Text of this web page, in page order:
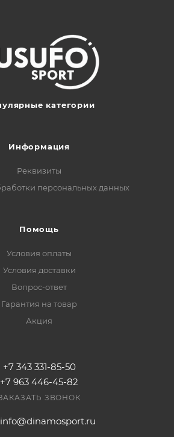
категории
Информация
Реквизиты
персональных данных
Помощь
Условия оплаты
Условия доставки
Вопрос-ответ
Гарантия на товар
Акция
+7 343 331-85-50
+7 963 446-45-82
ЗВОНОК
info@dinamosport.ru